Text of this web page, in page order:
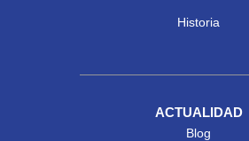
Historia
ACTUALIDAD
Blog